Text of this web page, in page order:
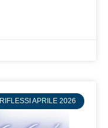
RIFLESSI APRILE 2026